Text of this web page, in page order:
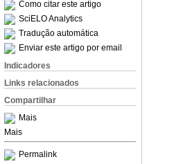
Como citar este artigo
SciELO Analytics
Tradução automática
Enviar este artigo por email
Indicadores
Links relacionados
Compartilhar
Mais
Mais
Permalink